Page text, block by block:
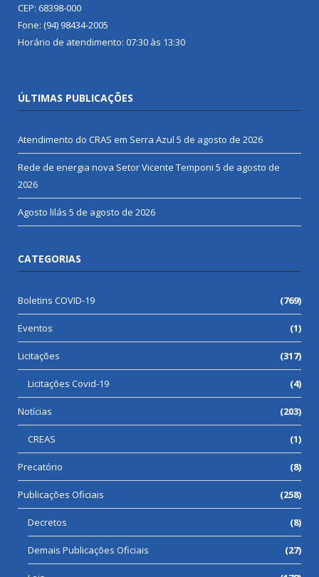
CEP: 68398-000
Fone: (94) 98434-2005
Horário de atendimento: 07:30 às 13:30
ÚLTIMAS PUBLICAÇÕES
Atendimento do CRAS em Serra Azul 5 de agosto de 2026
Rede de energia nova Setor Vicente Temponi 5 de agosto de
2026
Agosto lilás 5 de agosto de 2026
CATEGORIAS
Boletins COVID-19 (769)
Eventos (1)
Licitações (317)
Licitações Covid-19 (4)
Notícias (203)
CREAS (1)
Precatório (8)
Publicações Oficiais (258)
Decretos (8)
Demais Publicações Oficiais (27)